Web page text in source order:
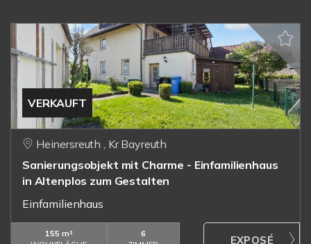
VERKAUFT
Heinersreuth , Kr Bayreuth
Sanierungsobjekt mit Charme - Einfamilienhaus
in Altenplos zum Gestalten
Einfamilienhaus
155 m²
6